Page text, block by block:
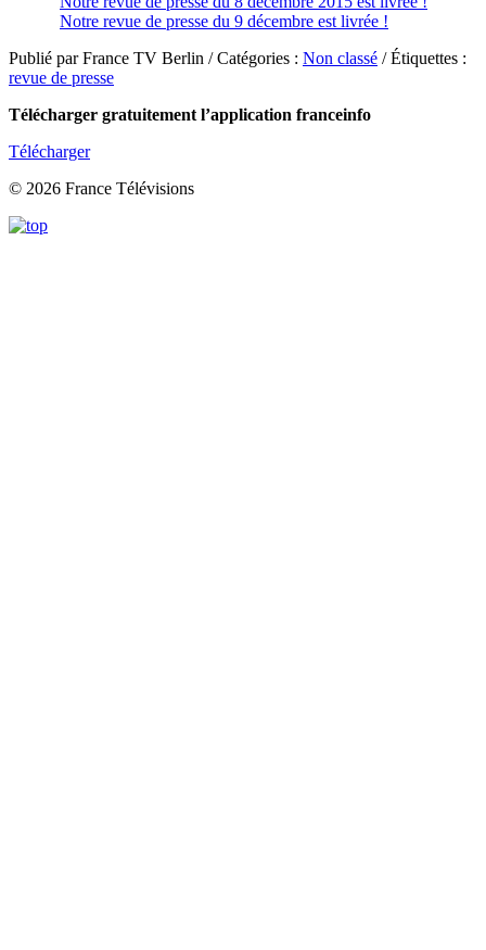
Notre revue de presse du 9 décembre est livrée !
Publié par France TV Berlin / Catégories : Non classé / Étiquettes :
revue de presse
Télécharger gratuitement l’application franceinfo
Télécharger
© 2026 France Télévisions